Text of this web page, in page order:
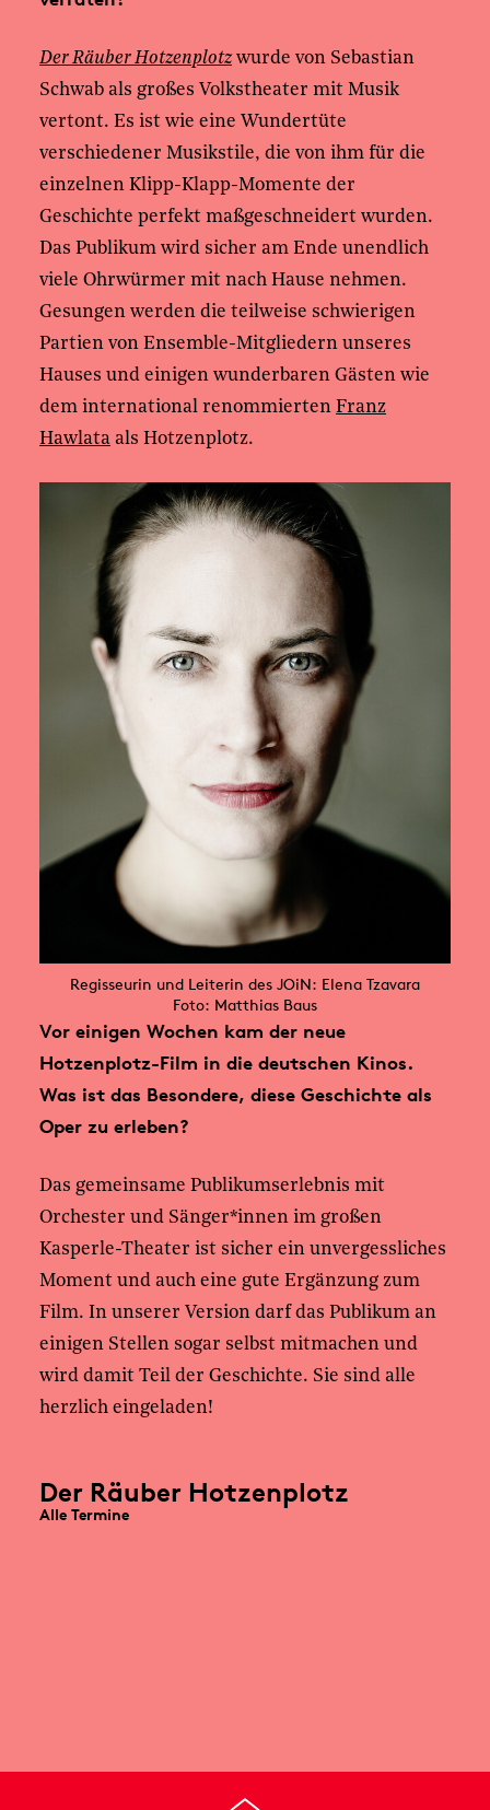
Der Räuber Hotzenplotzwurde von Sebastian
Schwab als großes Volkstheater mit Musik
vertont. Es ist wie eine Wundertüte
verschiedener Musikstile, die von ihm für die
einzelnen Klipp-Klapp-Momente der
Geschichte perfekt maßgeschneidert wurden.
Das Publikum wird sicher am Ende unendlich
viele Ohrwürmer mit nach Hause nehmen.
Gesungen werden die teilweise schwierigen
Partien von Ensemble-Mitgliedern unseres
Hauses und einigen wunderbaren Gästen wie
dem international renommierten Franz
Hawlata als Hotzenplotz.
Regisseurin und Leiterin des JOiN: Elena Tzavara
Foto: Matthias Baus
Vor einigen Wochen kam der neue
Hotzenplotz-Film in die deutschen Kinos.
Was ist das Besondere, diese Geschichte als
Oper zu erleben?
Das gemeinsame Publikumserlebnis mit
Orchester und Sänger*innen im großen
Kasperle-Theater ist sicher ein unvergessliches
Moment und auch eine gute Ergänzung zum
Film. In unserer Version darf das Publikum an
einigen Stellen sogar selbst mitmachen und
wird damit Teil der Geschichte. Sie sind alle
herzlich eingeladen!
Der Räuber Hotzenplotz
Alle Termine